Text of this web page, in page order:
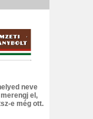
neve
el,
e még ott.